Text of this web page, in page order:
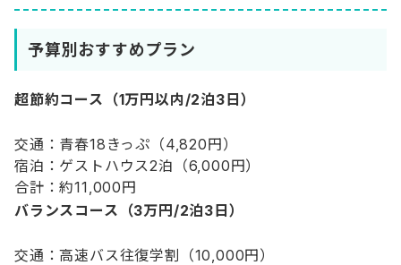
予算別おすすめプラン
超節約コース（1万円以内/2泊3日）
交通：青春18きっぷ（4,820円）
宿泊：ゲストハウス2泊（6,000円）
合計：約11,000円
バランスコース（3万円/2泊3日）
交通：高速バス往復学割（10,000円）